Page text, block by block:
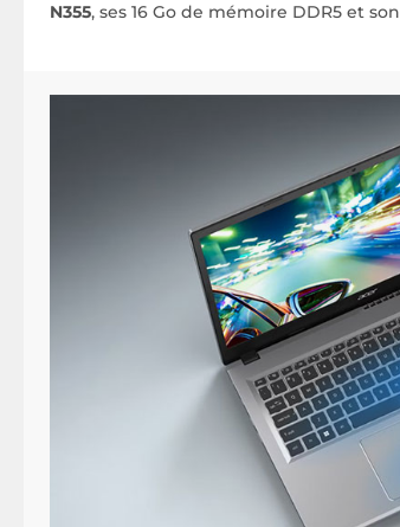
N355, ses 16 Go de mémoire DDR5 et son